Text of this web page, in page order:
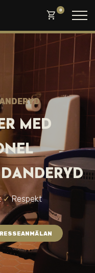
shopping_cart 0
MED
✓Respekt